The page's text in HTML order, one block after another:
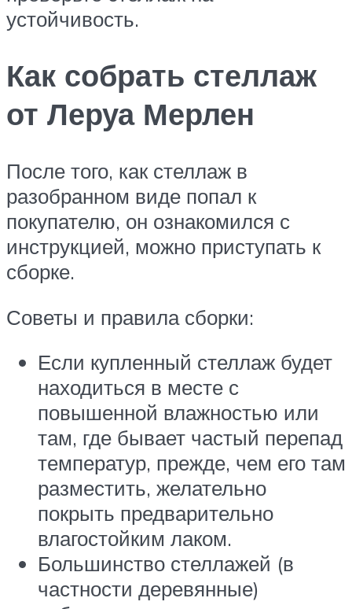
устойчивость.
Как собрать стеллаж
от Леруа Мерлен
После того, как стеллаж в
разобранном виде попал к
покупателю, он ознакомился с
инструкцией, можно приступать к
сборке.
Советы и правила сборки:
Если купленный стеллаж будет
находиться в месте с
повышенной влажностью или
там, где бывает частый перепад
температур, прежде, чем его там
разместить, желательно
покрыть предварительно
влагостойким лаком.
Большинство стеллажей (в
частности деревянные)